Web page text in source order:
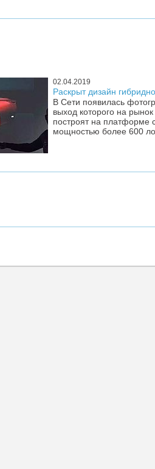
02.04.2019
Раскрыт дизайн
В Сети появилась
выход которого на
построят на платформе
мощностью более 600